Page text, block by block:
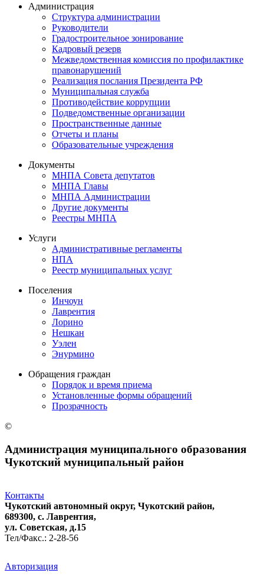
Администрация
Структура администрации
Руководители
Градостроительное зонирование
Кадровый резерв
Межведомственная комиссия по профилактике
правонарушений
Реализация послания Президента РФ
Муниципальная служба
Противодействие коррупции
Подведомственные организации
Пространственные данные
Отчеты и планы
Образовательные учреждения
Документы
МНПА Совета депутатов
МНПА Главы
МНПА Администрации
Другие документы
Реестры МНПА
Услуги
Административные регламенты
НПА
Реестр муниципальных услуг
Поселения
Инчоун
Лаврентия
Лорино
Нешкан
Уэлен
Энурмино
Обращения граждан
Порядок и время приема
Установленные формы обращений
Прозрачность
©
Администрация муниципального образования
Чукотский муниципальный район
Контакты
Чукотский автономный округ, Чукотский район,
689300, с. Лаврентия,
ул. Советская, д.15
Тел/Факс.: 2-28-56
Авторизация